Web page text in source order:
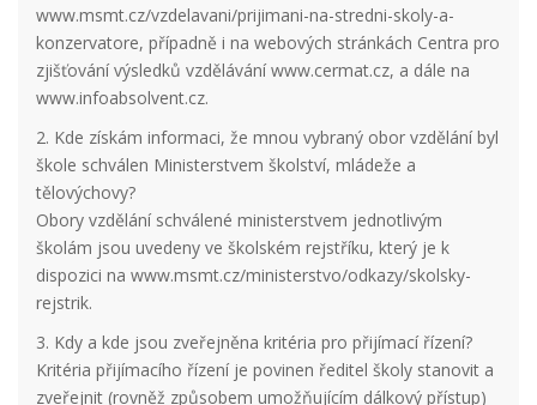
www.msmt.cz/vzdelavani/prijimani-na-stredni-skoly-a-
konzervatore, případně i na webových stránkách Centra pro
zjišťování výsledků vzdělávání www.cermat.cz, a dále na
www.infoabsolvent.cz.
2. Kde získám informaci, že mnou vybraný obor vzdělání byl
škole schválen Ministerstvem školství, mládeže a
tělovýchovy?
Obory vzdělání schválené ministerstvem jednotlivým
školám jsou uvedeny ve školském rejstříku, který je k
dispozici na www.msmt.cz/ministerstvo/odkazy/skolsky-
rejstrik.
3. Kdy a kde jsou zveřejněna kritéria pro přijímací řízení?
Kritéria přijímacího řízení je povinen ředitel školy stanovit a
zveřejnit (rovněž způsobem umožňujícím dálkový přístup)